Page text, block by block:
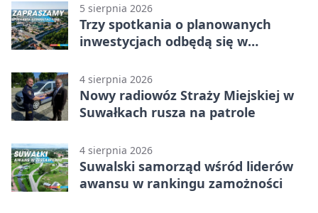
5 sierpnia 2026
Trzy spotkania o planowanych
inwestycjach odbędą się w
4 sierpnia 2026
Nowy radiowóz Straży Miejskiej w
Suwałkach rusza na patrole
4 sierpnia 2026
Suwalski samorząd wśród liderów
awansu w rankingu zamożności